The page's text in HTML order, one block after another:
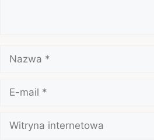
Nazwa
mail
Witryna
internetowa